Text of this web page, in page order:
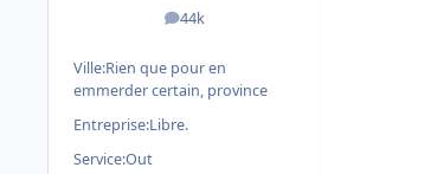
44k
messages
Ville:Rien que pour en
emmerder certain, province
Entreprise:Libre.
Service:Out